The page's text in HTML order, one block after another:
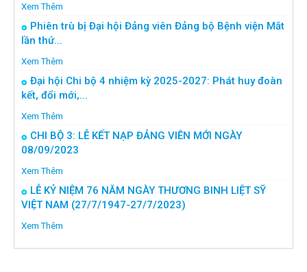
Xem Thêm
Phiên trù bị Đại hội Đảng viên Đảng bộ Bệnh viện Mắt
lần thứ...
Xem Thêm
Đại hội Chi bộ 4 nhiệm kỳ 2025-2027: Phát huy đoàn
kết, đổi mới,...
Xem Thêm
CHI BỘ 3: LỄ KẾT NẠP ĐẢNG VIÊN MỚI NGÀY
08/09/2023
Xem Thêm
LỄ KỶ NIỆM 76 NĂM NGÀY THƯƠNG BINH LIỆT SỸ
VIỆT NAM (27/7/1947-27/7/2023)
Xem Thêm